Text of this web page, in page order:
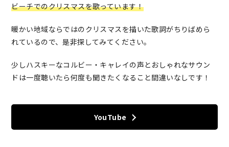
ビーチでのクリスマスを歌っています！
暖かい地域ならではのクリスマスを描いた歌詞がちりばめら
れているので、是非探してみてください。
少しハスキーなコルビー・キャレイの声とおしゃれなサウン
ドは一度聴いたら何度も聞きたくなること間違いなしです！
YouTube